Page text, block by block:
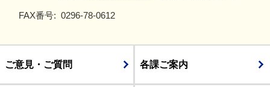
FAX番号: 0296-78-0612
ご意見・ご質問 各課ご案内